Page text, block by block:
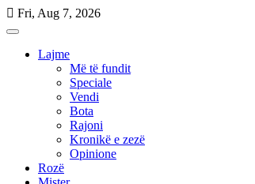
Skip
to
Fri, Aug 7, 2026
Lajme
Më të fundit
Speciale
Vendi
Bota
Rajoni
Kronikë e zezë
Opinione
Rozë